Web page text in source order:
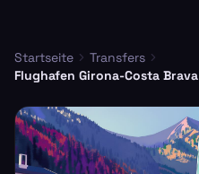
Startseite
Transfers
Flughafen Girona-Costa Brava